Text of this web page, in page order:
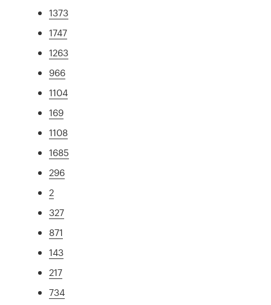
1373
1747
1263
966
1104
169
1108
1685
296
2
327
871
143
217
734